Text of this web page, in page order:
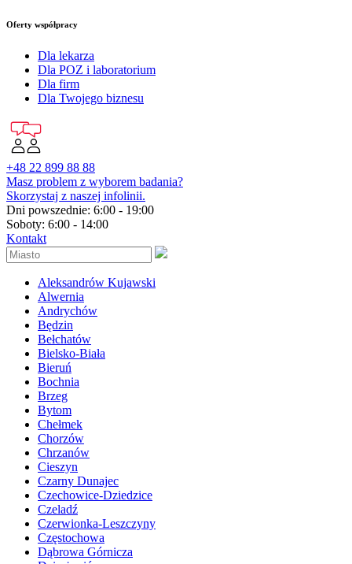
Oferty współpracy
Dla lekarza
Dla POZ i laboratorium
Dla firm
Dla Twojego biznesu
+48 22 899 88 88
Masz problem z wyborem badania?
Skorzystaj z naszej infolinii.
Dni powszednie: 6:00 - 19:00
Soboty: 6:00 - 14:00
Kontakt
Aleksandrów Kujawski
Alwernia
Andrychów
Będzin
Bełchatów
Bielsko-Biała
Bieruń
Bochnia
Brzeg
Bytom
Chełmek
Chorzów
Chrzanów
Cieszyn
Czarny Dunajec
Czechowice-Dziedzice
Czeladź
Czerwionka-Leszczyny
Częstochowa
Dąbrowa Górnicza